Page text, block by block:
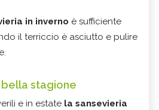
in inverno è sufficiente
il terriccio è asciutto e pulire
stagione
e in estate la sansevieria